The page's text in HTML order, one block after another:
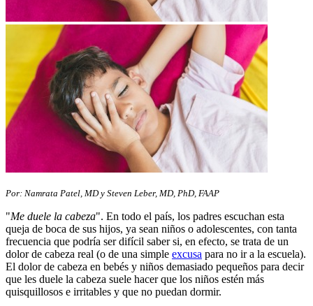
Por: Namrata Patel, MD y Steven Leber, MD, PhD, FAAP
"Me duele la cabeza". En todo el país, los padres escuchan esta
queja de boca de sus hijos, ya sean niños o adolescentes, con tanta
frecuencia que podría ser difícil saber si, en efecto, se trata de un
dolor de cabeza real (o de una simple excusa para no ir a la escuela).
El dolor de cabeza en bebés y niños demasiado pequeños para decir
que les duele la cabeza suele hacer que los niños estén más
quisquillosos e irritables y que no puedan dormir.